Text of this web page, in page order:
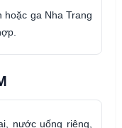
hoặc ga Nha Trang
nước uống riêng,